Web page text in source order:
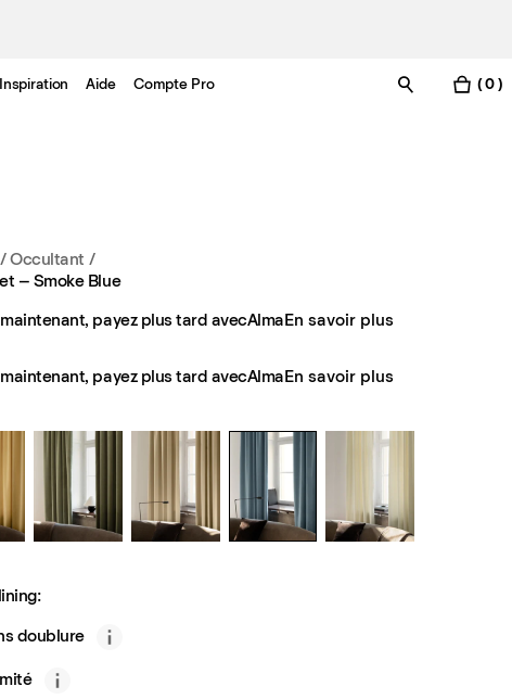
Inspiration Aide Compte Pro ( 0 )
Occultant /
– Smoke Blue
payez plus tard avecAlmaEn savoir plus
payez plus tard avecAlmaEn savoir plus
doublure